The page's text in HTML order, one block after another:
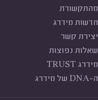
מהתקשורת
חדשות מידרג
יצירת קשר
שאלות נפוצות
מידרג TRUST
ה-DNA של מידרג